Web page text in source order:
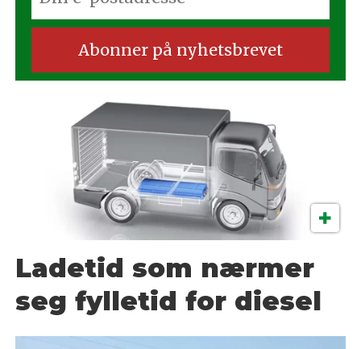
Ladetid som nærmer
seg fylletid for diesel